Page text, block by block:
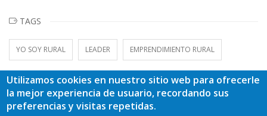
TAGS
YO SOY RURAL LEADER EMPRENDIMIENTO RURAL
Utilizamos cookies en nuestro sitio web para ofrecerle
la mejor experiencia de usuario, recordando sus
preferencias y visitas repetidas.